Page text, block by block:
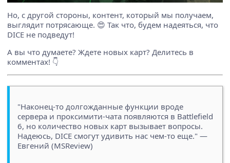
Но, с другой стороны, контент, который мы получаем,
выглядит потрясающе. 😍 Так что, будем надеяться, что
DICE не подведут!
А вы что думаете? Ждете новых карт? Делитесь в
комментах! 👇
"Наконец-то долгожданные функции вроде
сервера и проксимити-чата появляются в Battlefield
6, но количество новых карт вызывает вопросы.
Надеюсь, DICE смогут удивить нас чем-то еще." —
Евгений (MSReview)